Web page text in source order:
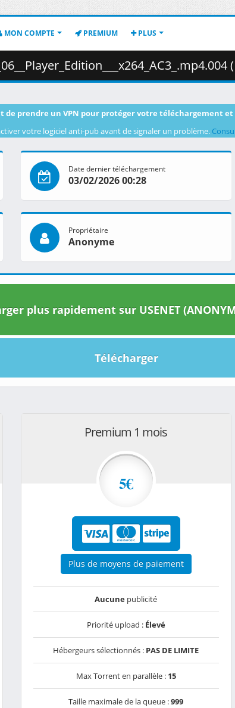
MON COMPTE PREMIUM PLUS
de prendre un VPN pour protéger votre téléchargement
votre logiciel anti-pub avant de signaler un problème.
Date dernier téléchargement
03/02/2026 00:28
Propriétaire
Anonyme
plus rapidement sur USENET
Télécharger
Premium 1 mois
5€
Plus de moyens de paiement
Aucune publicité
Priorité upload : Élevé
Hébergeurs sélectionnés : PAS DE LIMITE
Max Torrent en parallèle : 15
Taille maximale de la queue :999